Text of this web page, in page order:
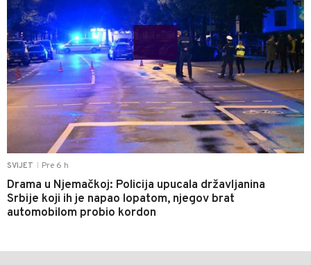
SVIJET Pre 6 h
Drama u Njemačkoj: Policija upucala državljanina
Srbije koji ih je napao lopatom, njegov brat
automobilom probio kordon